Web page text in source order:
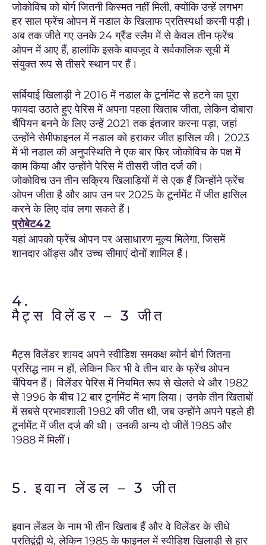
जोकोविच को बोर्ग जितनी किस्मत नहीं मिली, क्योंकि उन्हें लगभग
हर साल फ्रेंच ओपन में नडाल के खिलाफ प्रतिस्पर्धा करनी पड़ी।
अब तक जीते गए उनके 24 ग्रैंड स्लैम में से केवल तीन फ्रेंच
ओपन में आए हैं, हालांकि इसके बावजूद वे सर्वकालिक सूची में
संयुक्त रूप से तीसरे स्थान पर हैं।
सर्बियाई खिलाड़ी ने 2016 में नडाल के टूर्नामेंट से हटने का पूरा
फायदा उठाते हुए पेरिस में अपना पहला खिताब जीता, लेकिन दोबारा
चैंपियन बनने के लिए उन्हें 2021 तक इंतजार करना पड़ा, जहां
उन्होंने सेमीफाइनल में नडाल को हराकर जीत हासिल की। 2023
में भी नडाल की अनुपस्थिति ने एक बार फिर जोकोविच के पक्ष में
काम किया और उन्होंने पेरिस में तीसरी जीत दर्ज की।
जोकोविच उन तीन सक्रिय खिलाड़ियों में से एक हैं जिन्होंने फ्रेंच
ओपन जीता है और आप उन पर 2025 के टूर्नामेंट में जीत हासिल
करने के लिए दांव लगा सकते हैं।
प्रोबेट42
यहां आपको फ्रेंच ओपन पर असाधारण मूल्य मिलेगा, जिसमें
शानदार ऑड्स और उच्च सीमाएं दोनों शामिल हैं।
4.
मैट्स विलेंडर – 3 जीत
मैट्स विलेंडर शायद अपने स्वीडिश समकक्ष ब्योर्न बोर्ग जितना
प्रसिद्ध नाम न हों, लेकिन फिर भी वे तीन बार के फ्रेंच ओपन
चैंपियन हैं। विलेंडर पेरिस में नियमित रूप से खेलते थे और 1982
से 1996 के बीच 12 बार टूर्नामेंट में भाग लिया। उनके तीन खिताबों
में सबसे प्रभावशाली 1982 की जीत थी, जब उन्होंने अपने पहले ही
टूर्नामेंट में जीत दर्ज की थी। उनकी अन्य दो जीतें 1985 और
1988 में मिलीं।
5. इवान लेंडल – 3 जीत
इवान लेंडल के नाम भी तीन खिताब हैं और वे विलेंडर के सीधे
प्रतिद्वंद्वी थे, लेकिन 1985 के फाइनल में स्वीडिश खिलाड़ी से हार